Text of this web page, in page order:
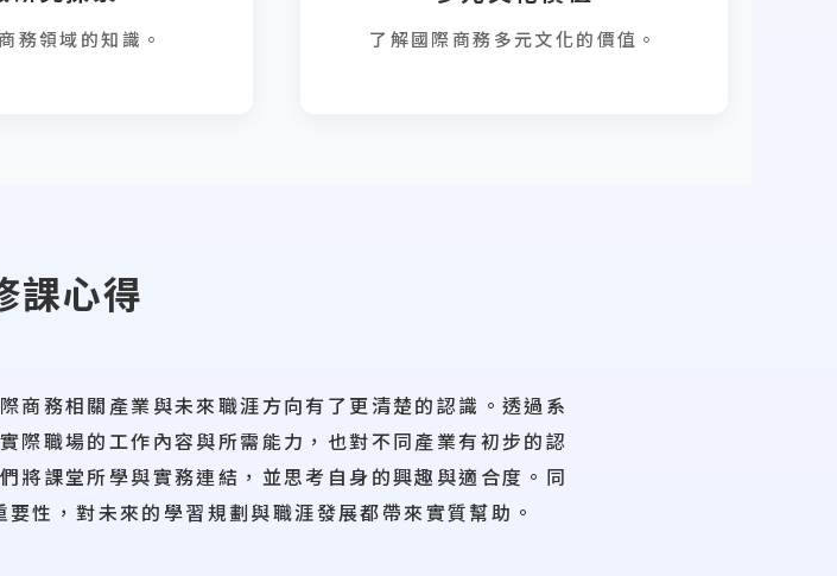
務領域的知識。 了解國際商務多元文化的價值。
課心得
商務相關產業與未來職涯方向有了更清楚的認識。透過系
際職場的工作內容與所需能力，也對不同產業有初步的認
將課堂所學與實務連結，並思考自身的興趣與適合度。同
性，對未來的學習規劃與職涯發展都帶來實質幫助。